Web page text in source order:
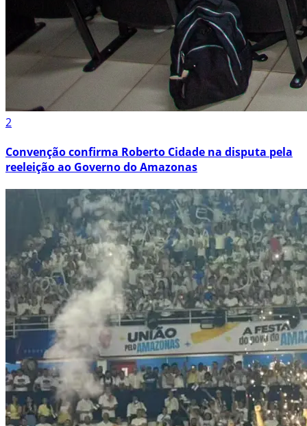
2
Convenção confirma Roberto Cidade na disputa pela
reeleição ao Governo do Amazonas